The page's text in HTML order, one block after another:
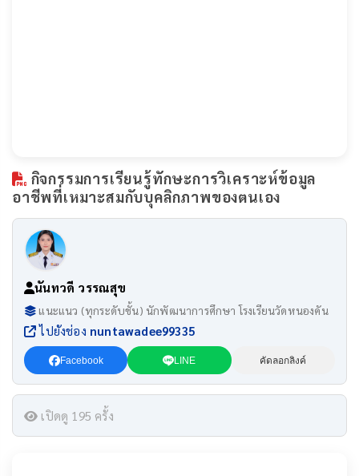
กิจกรรมการเรียนรู้ทักษะการวิเคราะห์ข้อมูล
อาชีพที่เหมาะสมกับบุคลิกภาพของตนเอง
นันทวดี วรรณสุข
แนะแนว (ทุกระดับชั้น) นักพัฒนาการศึกษา โรงเรียนวัดหนองคัน
ไปยังช่อง nuntawadee99335
Facebook LINE คัดลอกลิงค์
เปิดดู 195 ครั้ง